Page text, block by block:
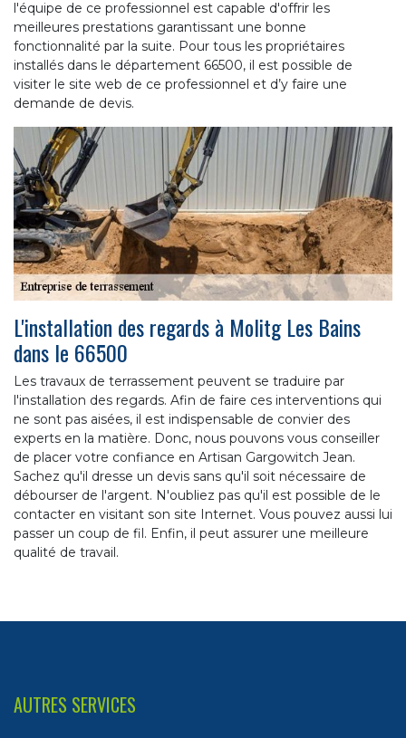
l'équipe de ce professionnel est capable d'offrir les
meilleures prestations garantissant une bonne
fonctionnalité par la suite. Pour tous les propriétaires
installés dans le département 66500, il est possible de
visiter le site web de ce professionnel et d’y faire une
demande de devis.
L'installation des regards à Molitg Les Bains
dans le 66500
Les travaux de terrassement peuvent se traduire par
l'installation des regards. Afin de faire ces interventions qui
ne sont pas aisées, il est indispensable de convier des
experts en la matière. Donc, nous pouvons vous conseiller
de placer votre confiance en Artisan Gargowitch Jean.
Sachez qu'il dresse un devis sans qu'il soit nécessaire de
débourser de l'argent. N'oubliez pas qu'il est possible de le
contacter en visitant son site Internet. Vous pouvez aussi lui
passer un coup de fil. Enfin, il peut assurer une meilleure
qualité de travail.
AUTRES SERVICES